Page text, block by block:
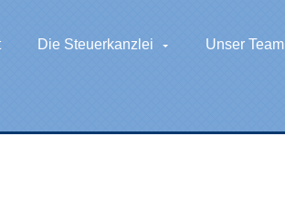
Die Steuerkanzlei Unser Team